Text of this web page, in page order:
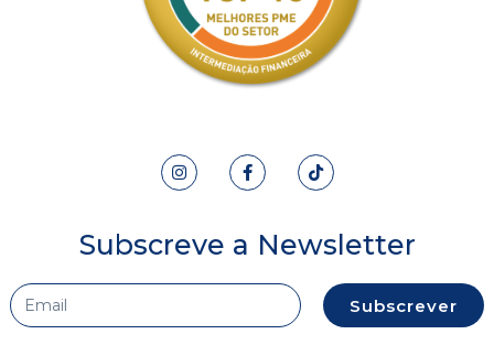
Subscreve a Newsletter
Subscrever